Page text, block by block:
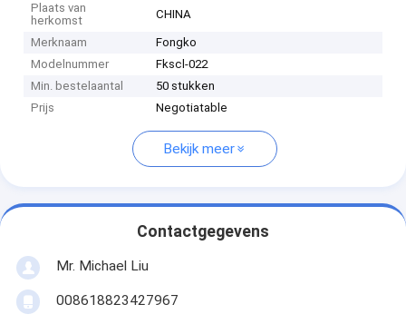
Plaats van
herkomst
CHINA
Merknaam
Fongko
Modelnummer
Fkscl-022
Min. bestelaantal
50 stukken
Prijs
Negotiatable
Bekijk meer
Contactgegevens
Mr. Michael Liu
008618823427967